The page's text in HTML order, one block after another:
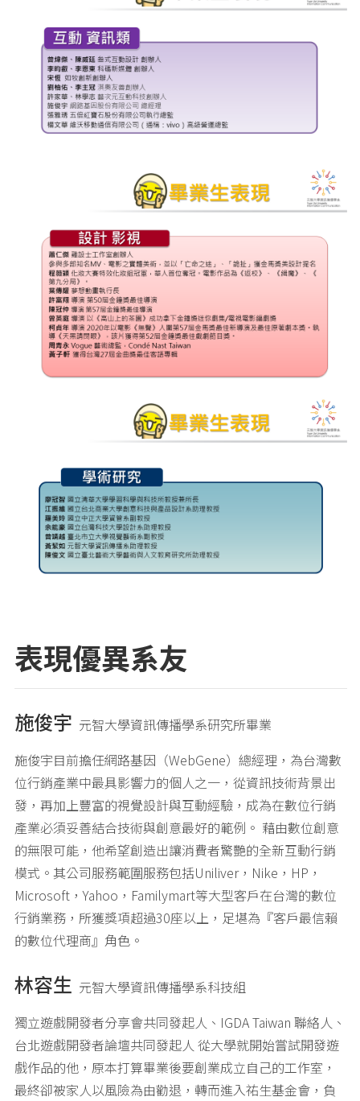
表現優異系友
施俊宇 元智大學資訊傳播學系研究所畢業
施俊宇目前擔任網路基因（WebGene）總經理，為台灣數
位行銷產業中最具影響力的個人之一，從資訊技術背景出
發，再加上豐富的視覺設計與互動經驗，成為在數位行銷
產業必須妥善結合技術與創意最好的範例。 藉由數位創意
的無限可能，他希望創造出讓消費者驚艷的全新互動行銷
模式。其公司服務範圍服務包括Uniliver，Nike，HP，
Microsoft，Yahoo，Familymart等大型客戶在台灣的數位
行銷業務，所獲獎項超過30座以上，足堪為『客戶最信賴
的數位代理商』角色。
林容生 元智大學資訊傳播學系科技組
獨立遊戲開發者分享會共同發起人、IGDA Taiwan 聯絡人、
台北遊戲開發者論壇共同發起人 從大學就開始嘗試開發遊
戲作品的他，原本打算畢業後要創業成立自己的工作室，
最終卻被家人以風險為由勸退，轉而進入祐生基金會，負